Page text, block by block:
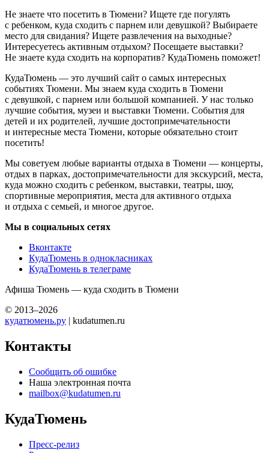
Не знаете что посетить в Тюмени? Ищете где погулять
с ребенком, куда сходить с парнем или девушкой? Выбираете
место для свидания? Ищете развлечения на выходные?
Интересуетесь активным отдыхом? Посещаете выставки?
Не знаете куда сходить на корпоратив? КудаТюмень поможет!
КудаТюмень — это лучший сайт о самых интересных
событиях Тюмени. Мы знаем куда сходить в Тюмени
с девушкой, с парнем или большой компанией. У нас только
лучшие события, музеи и выставки Тюмени. События для
детей и их родителей, лучшие достопримечательности
и интересные места Тюмени, которые обязательно стоит
посетить!
Мы советуем любые варианты отдыха в Тюмени — концерты,
отдых в парках, достопримечательности для экскурсий, места,
куда можно сходить с ребенком, выставки, театры, шоу,
спортивные мероприятия, места для активного отдыха
и отдыха с семьей, и многое другое.
Мы в социальных сетях
Вконтакте
КудаТюмень в однокласниках
КудаТюмень в телеграме
Афиша Тюмень — куда сходить в Тюмени
© 2013–2026
кудатюмень.ру | kudatumen.ru
Контакты
Сообщить об ошибке
Наша электронная почта
mailbox@kudatumen.ru
КудаТюмень
Пресс-релиз